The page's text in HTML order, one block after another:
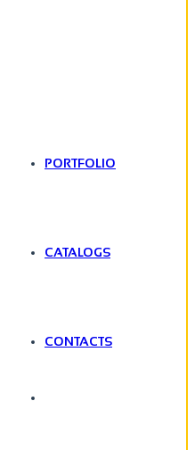
PORTFOLIO
CATALOGS
CONTACTS